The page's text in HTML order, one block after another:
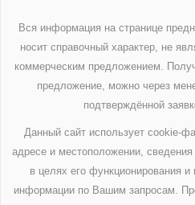
Вся информация на странице
носит справочный характер, не
коммерческим предложением.
предложение, можно через
подтверждённой
Данный сайт использует cookie-
адресе и местоположении,
в целях его функционирования и
информации по Вашим запросам.